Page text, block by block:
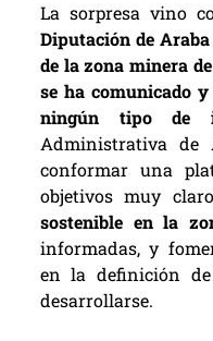
La sorpresa vino
Diputación de
de la zona minera
se ha comunicado
ningún tipo de
Administrativa de
conformar una
objetivos muy
sostenible en la
informadas, y
en la definición de
desarrollarse.